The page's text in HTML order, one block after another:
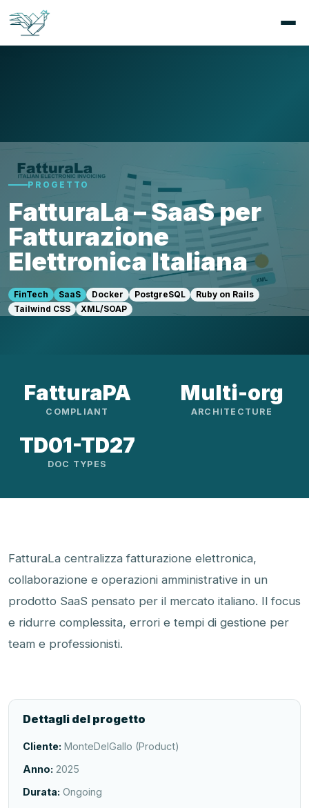
PROGETTO
FatturaLa – SaaS per
Fatturazione
Elettronica Italiana
FinTech SaaS Docker PostgreSQL
Ruby on Rails
Tailwind CSS
XML/SOAP
FatturaPA
COMPLIANT
Multi-org
ARCHITECTURE
TD01-TD27
DOC TYPES
FatturaLa centralizza fatturazione elettronica,
collaborazione e operazioni amministrative in un
prodotto SaaS pensato per il mercato italiano. Il focus
e ridurre complessita, errori e tempi di gestione per
team e professionisti.
Dettagli del progetto
Cliente: MonteDelGallo (Product)
Anno: 2025
Durata: Ongoing